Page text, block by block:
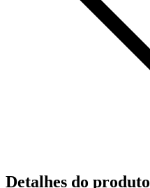
Detalhes do produto